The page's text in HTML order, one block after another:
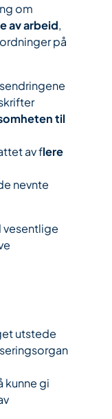
om
av arbeid,
på
til
av flere
nevnte
vesentlige
utstede
kunne gi